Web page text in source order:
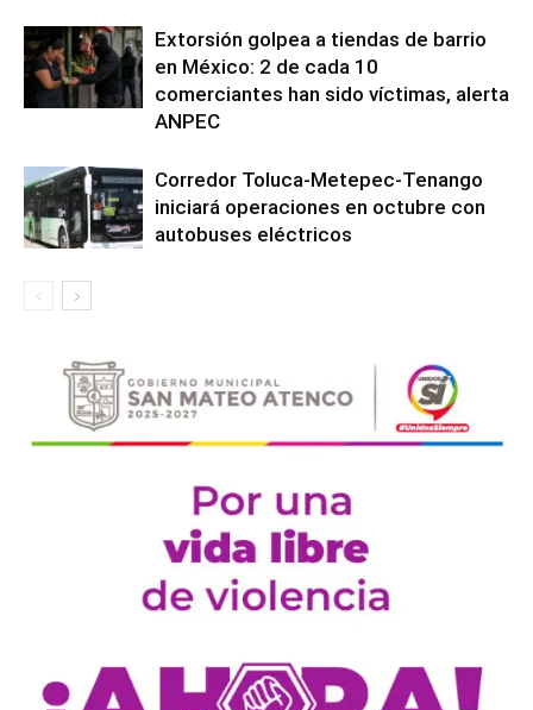
Extorsión golpea a tiendas de barrio
en México: 2 de cada 10
comerciantes han sido víctimas, alerta
ANPEC
Corredor Toluca-Metepec-Tenango
iniciará operaciones en octubre con
autobuses eléctricos